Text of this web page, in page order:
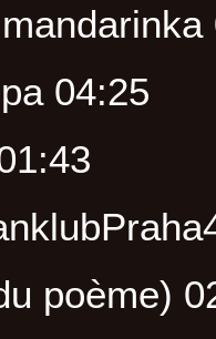
04:25
poème)